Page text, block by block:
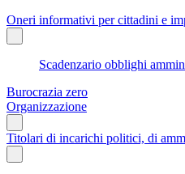
Oneri informativi per cittadini e
Scadenzario obblighi
Burocrazia zero
Organizzazione
Titolari di incarichi politici, di